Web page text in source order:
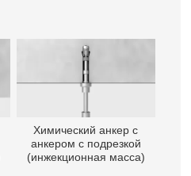
Химический анкер с
анкером с подрезкой
(инжекционная масса)